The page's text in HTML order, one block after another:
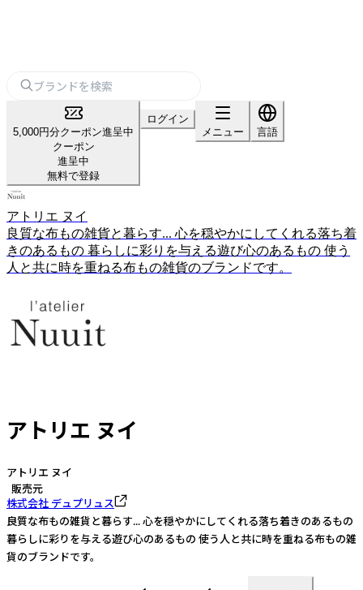
5,000円分クーポン進呈中
クーポン
進呈中
無料で登録
ログイン
メニュー
言語
アトリエ ヌイ
良質な布もの雑貨と暮らす... 心を穏やかにしてくれる落ち着
きのあるもの 暮らしに彩りを与える遊び心のあるもの 使う
人と共に時を重ねる布もの雑貨のブランドです。
アトリエ ヌイ
アトリエ ヌイ
販売元
株式会社 デュプリュス
良質な布もの雑貨と暮らす... 心を穏やかにしてくれる落ち着きのあるもの
暮らしに彩りを与える遊び心のあるもの 使う人と共に時を重ねる布もの雑
貨のブランドです。